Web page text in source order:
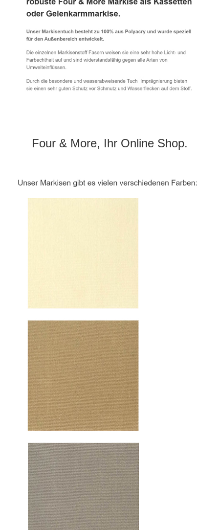
Four & More, Ihr Online Shop.